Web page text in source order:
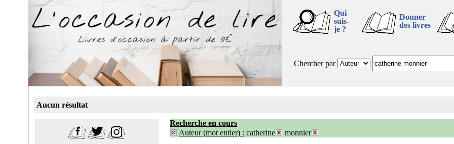
Qui
suis-
je ?
Donner
des livres
Chercher par
Aucun résultat
Recherche en cours
Auteur (mot entier) : catherine monnier